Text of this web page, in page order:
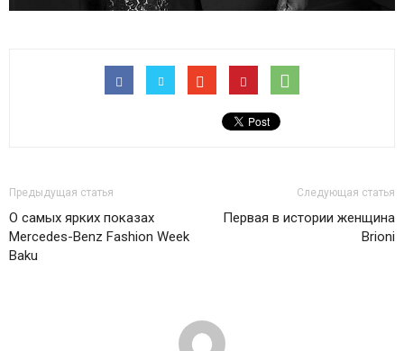
Предыдущая статья
О самых ярких показах
Mercedes-Benz Fashion Week
Baku
Следующая статья
Первая в истории женщина
Brioni